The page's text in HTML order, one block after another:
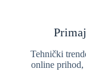
Tehnički
online